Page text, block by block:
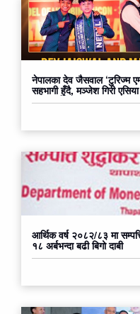
नेपालका देव जैसवाल ‘टुरिज्म
सहभागी हुँदै, मञ्जेश गिरी
आर्थिक वर्ष २०८२/८३ मा
१८ अर्बभन्दा बढी बिगो दाबी